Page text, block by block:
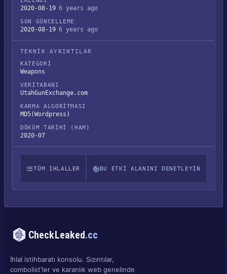
2020-08-19 6 years ago
SON GÜNCELLEME
2020-08-19 6 years ago
TEKNIK AYRINTILAR
KATEGORI
Weapons
VERITABANI
UtahGunExchange.com
KARMA ALGORITMASI
MD5(Wordpress)
DÖKÜM TARIHI (HAM)
2020-07
TÜM IHLALLER BU ETKI ALANINI DENETLEYIN
CheckLeaked.cc
İhlal istihbaratı konsolu. Sızıntılar,
combolist'ler ve karanlık web genelinde